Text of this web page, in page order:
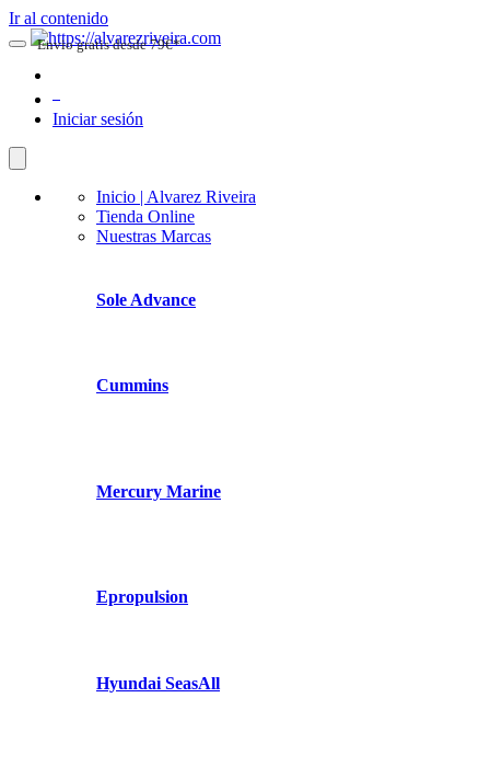
Ir al contenido
Iniciar sesión
Inicio | Alvarez Riveira
Tienda Online
Nuestras Marcas
Sole Advance
Cummins
Mercury Marine
Epropulsion
Hyundai SeasAll
Envio gratis desde 79€*